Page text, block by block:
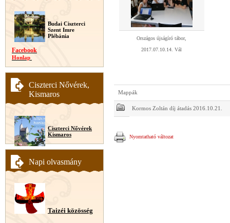
Budai Ciszterci
Szent Imre
Plébánia
Facebook
Honlap
Ciszterci Nővérek,
Kismaros
Ciszterci Nővérek
Kismaros
Napi olvasmány
Taizéi közösség
Országos újságíró tábor,
2017.07.10.14. Vál
Mappák
Kormos Zoltán díj átadás 2016.10.21.
Nyomtatható változat